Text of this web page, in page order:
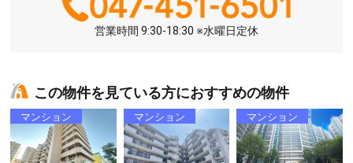
営業時間 9:30-18:30 ※水曜日定休
この物件を見ている方におすすめの物件
マンション マンション マンション